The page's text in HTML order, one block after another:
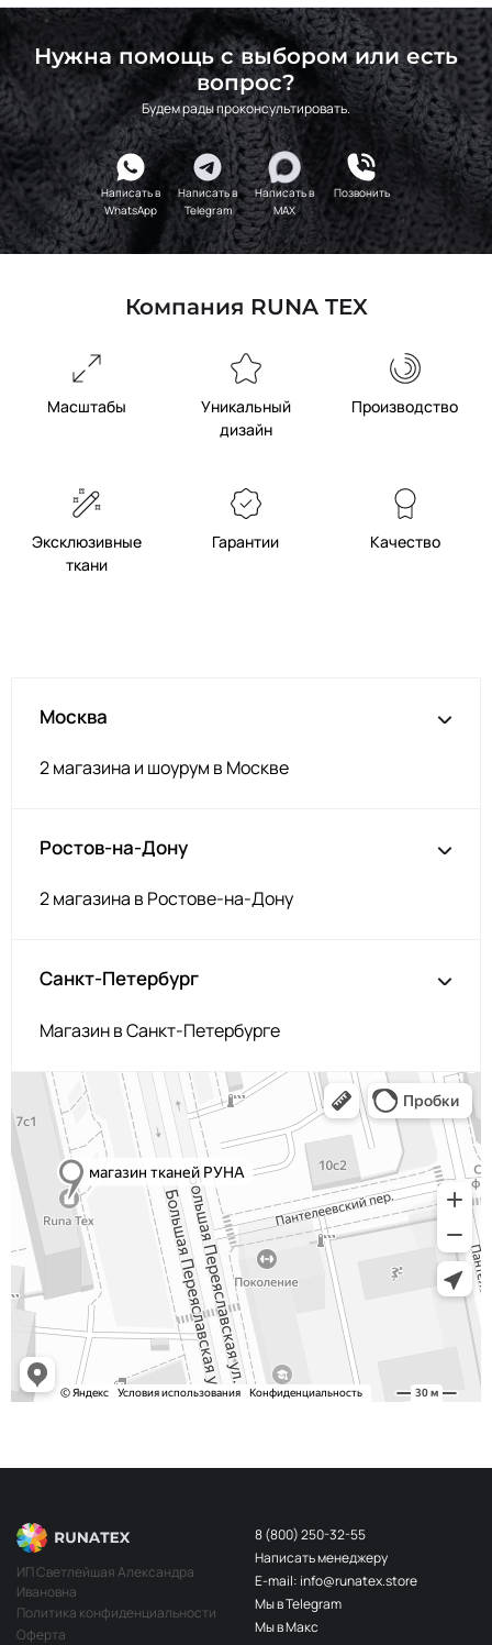
Нужна помощь с выбором или есть
вопрос?
Будем рады проконсультировать.
Написать в
WhatsApp
Написать в
Telegram
Написать в
MAX
Позвонить
Компания RUNA TEX
Масштабы
Уникальный
дизайн
Производство
Эксклюзивные
ткани
Гарантии Качество
Москва
2 магазина и шоурум в Москве
Ростов-на-Дону
2 магазина в Ростове-на-Дону
Санкт-Петербург
Магазин в Санкт-Петербурге
ИП Светлейшая Александра
Ивановна
Политика конфиденциальности
Оферта
8 (800) 250-32-55
Написать менеджеру
E-mail: info@runatex.store
Мы в Telegram
Мы в Макс